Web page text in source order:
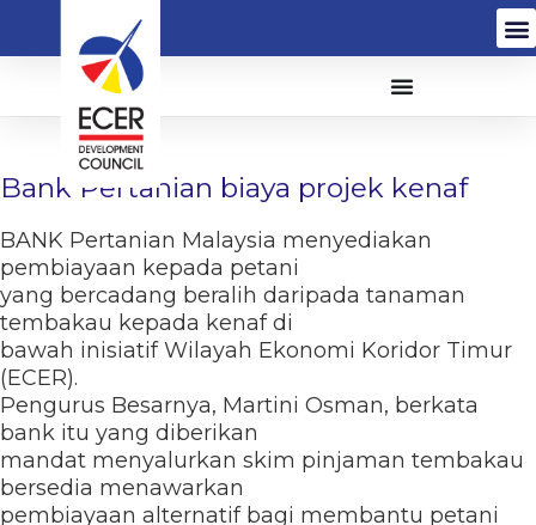
Bank Pertanian biaya projek kenaf
BANK Pertanian Malaysia menyediakan
pembiayaan kepada petani
yang bercadang beralih daripada tanaman
tembakau kepada kenaf di
bawah inisiatif Wilayah Ekonomi Koridor Timur
(ECER).
Pengurus Besarnya, Martini Osman, berkata
bank itu yang diberikan
mandat menyalurkan skim pinjaman tembakau
bersedia menawarkan
pembiayaan alternatif bagi membantu petani